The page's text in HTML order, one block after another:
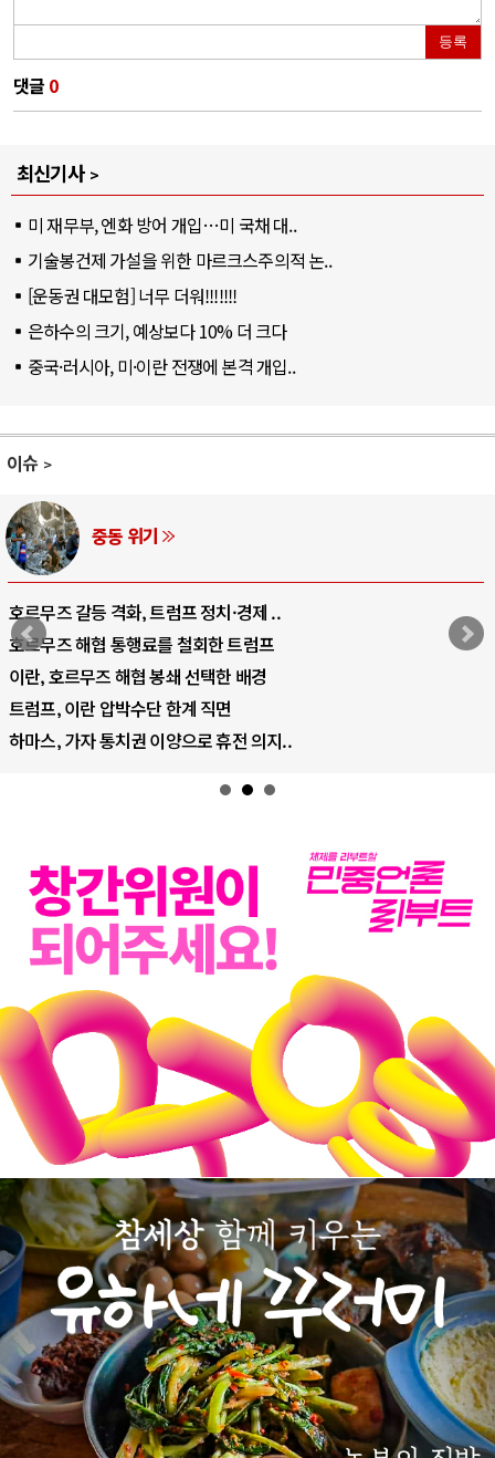
등록
댓글 0
최신기사
미 재무부, 엔화 방어 개입…미 국채 대..
기술봉건제 가설을 위한 마르크스주의적 논..
[운동권 대모험] 너무 더워!!!!!!!
은하수의 크기, 예상보다 10% 더 크다
중국·러시아, 미·이란 전쟁에 본격 개입..
이슈
..
지..
중국 AI, 저가 공세로 글로벌 토큰
AI 국부펀드 구상 놓고 미국 진보진
AI 데이터센터 반대 투쟁은 새로운
AI는 어떻게 미국 민주주의를 잠식